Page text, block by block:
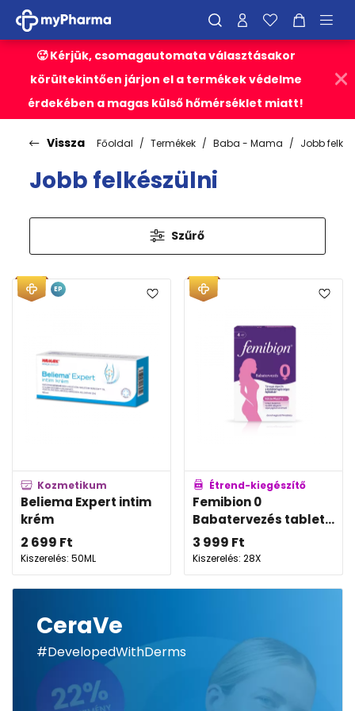
🥵 Kérjük, csomagautomata választásakor
körültekintően járjon el a termékek védelme
érdekében a magas külső hőmérséklet miatt!
Vissza Főoldal Termékek Baba - Mama Jobb
Jobb felkészülni
Szűrő
Kozmetikum
Beliema Expert intim
krém
2 699 Ft
Kiszerelés: 50ML
EP
Étrend-kiegészítő
Femibion 0
Babatervezés tablet...
3 999 Ft
Kiszerelés: 28X
CeraVe
#DevelopedWithDerms